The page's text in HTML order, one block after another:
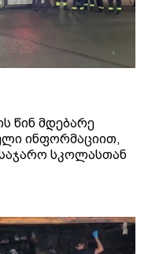
წინ მდებარე
ინფორმაციით,
საჯარო სკოლასთან